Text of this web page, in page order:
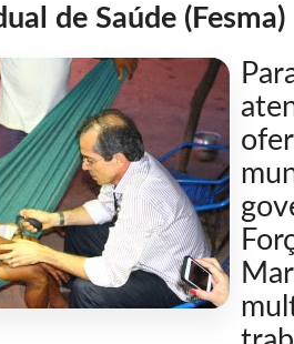
de Saúde (Fesma)